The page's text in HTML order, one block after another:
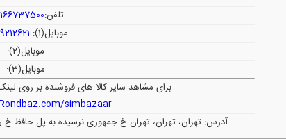
تلفن:
موبایل(1):
موبایل(2):
موبایل(3):
برای مشاهد سایر کالا های فروشنده بر روی
simbazaar
آدرس: تهران، تهران، تهران خ جمهوری نرسیده به پل حافظ خ